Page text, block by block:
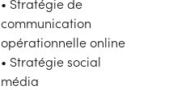
• Stratégie de
communication
opérationnelle online
• Stratégie social
média